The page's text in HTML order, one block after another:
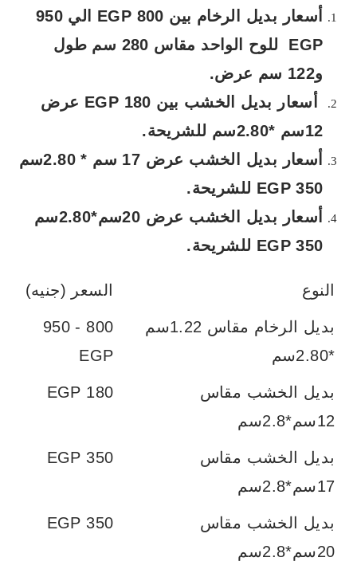
أسعار بديل الرخام بين 800 EGP الي 950
EGP
للوح الواحد مقاس 280 سم طول
و122 سم عرض.
أسعار بديل الخشب بين 180
EGP عرض
12سم *2.80سم للشريحة.
أسعار بديل الخشب عرض 17 سم * 2.80سم
350
EGP للشريحة.
أسعار بديل الخشب عرض 20سم*2.80سم
350
EGP للشريحة.
النوع السعر (جنيه)
بديل الرخام مقاس 1.22سم
*2.80سم
800 - 950
EGP
بديل الخشب مقاس
12سم*2.8سم
180 EGP
بديل الخشب مقاس
17سم*2.8سم
350 EGP
بديل الخشب مقاس
20سم*2.8سم
350 EGP